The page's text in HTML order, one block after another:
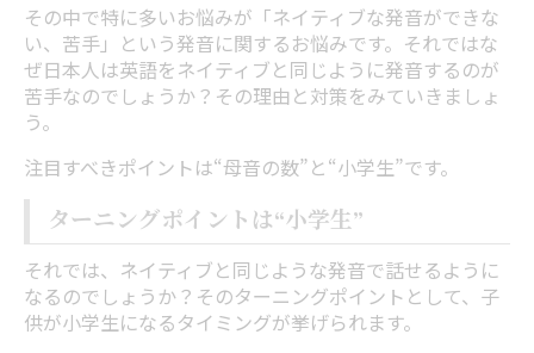
その中で特に多いお悩みが「ネイティブな発音ができな
い、苦手」という発音に関するお悩みです。それではな
ぜ日本人は英語をネイティブと同じように発音するのが
苦手なのでしょうか？その理由と対策をみていきましょ
う。
注目すべきポイントは“母音の数”と“小学生”です。
ターニングポイントは“小学生”
それでは、ネイティブと同じような発音で話せるように
なるのでしょうか？そのターニングポイントとして、子
供が小学生になるタイミングが挙げられます。